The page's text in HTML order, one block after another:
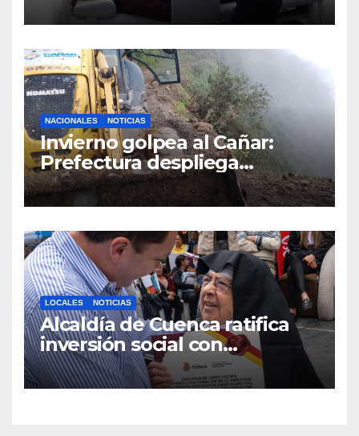
Cuenca con nuevos equipos
NACIONALES NOTICIAS
Invierno golpea al Cañar:
Prefectura despliega
maquinaria en toda la
provincia para mantener las
LOCALES NOTICIAS
Alcaldía de Cuenca ratifica
inversión social con
fundaciones e instituciones
locales